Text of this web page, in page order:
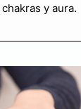
y aura.